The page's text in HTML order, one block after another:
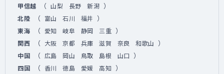
甲信越 （ 山梨 長野 新潟 ）
北陸 （ 富山 石川 福井 ）
東海 （ 愛知 岐阜 静岡 三重 ）
関西 （ 大阪 京都 兵庫 滋賀 奈良 和歌山 ）
中国 （ 広島 岡山 鳥取 島根 山口 ）
四国 （ 香川 徳島 愛媛 高知 ）